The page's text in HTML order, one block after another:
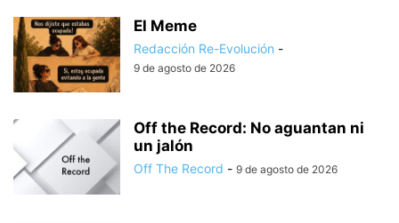
El Meme
Redacción Re-Evolución -
9 de agosto de 2026
Off the Record: No aguantan ni
un jalón
Off The Record - 9 de agosto de 2026